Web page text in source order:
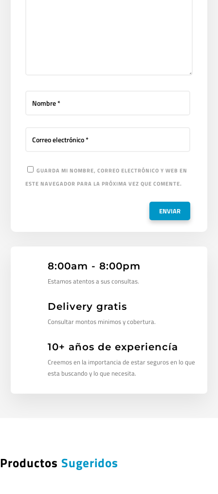
GUARDA MI NOMBRE, CORREO ELECTRÓNICO Y WEB EN
ESTE NAVEGADOR PARA LA PRÓXIMA VEZ QUE COMENTE.
8:00am - 8:00pm
Estamos atentos a sus consultas.
Delivery gratis
Consultar montos minimos y cobertura.
10+ años de experiencía
Creemos en la importancia de estar seguros en lo que
esta buscando y lo que necesita.
Productos Sugeridos